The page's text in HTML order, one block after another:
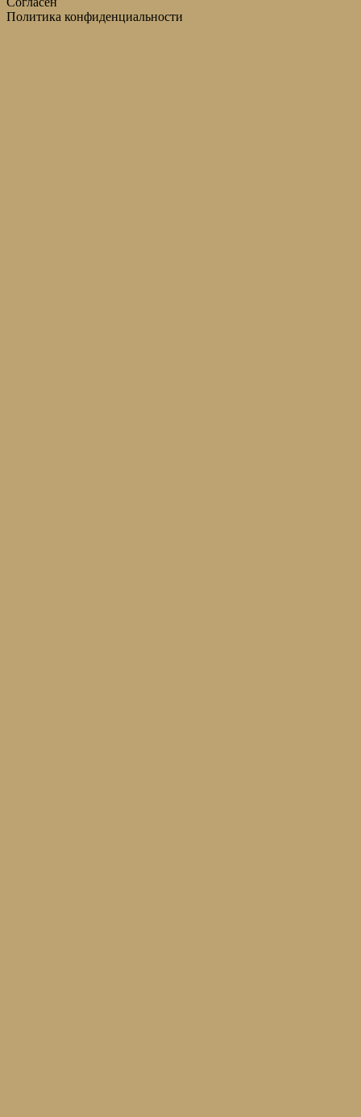
Политика конфиденциальности